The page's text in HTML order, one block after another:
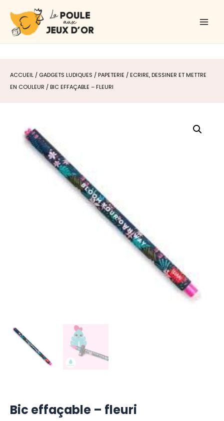
contenu
ACCUEIL / GADGETS LUDIQUES /PAPETERIE /ECRIRE, DESSINER ET METTRE
EN COULEUR / BIC EFFAÇABLE – FLEURI
Bic effaçable – fleuri